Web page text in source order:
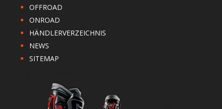
OFFROAD
ONROAD
HÄNDLERVERZEICHNIS
NEWS
SITEMAP